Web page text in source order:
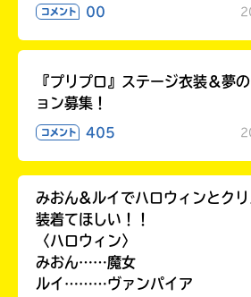
コメント 00
『プリプロ』ステージ衣装＆夢
ョン募集！
コメント 405
みおん&ルイでハロウィンとク
装着てほしい！！
〈ハロウィン〉
みおん……魔女
ルイ………ヴァンパイア